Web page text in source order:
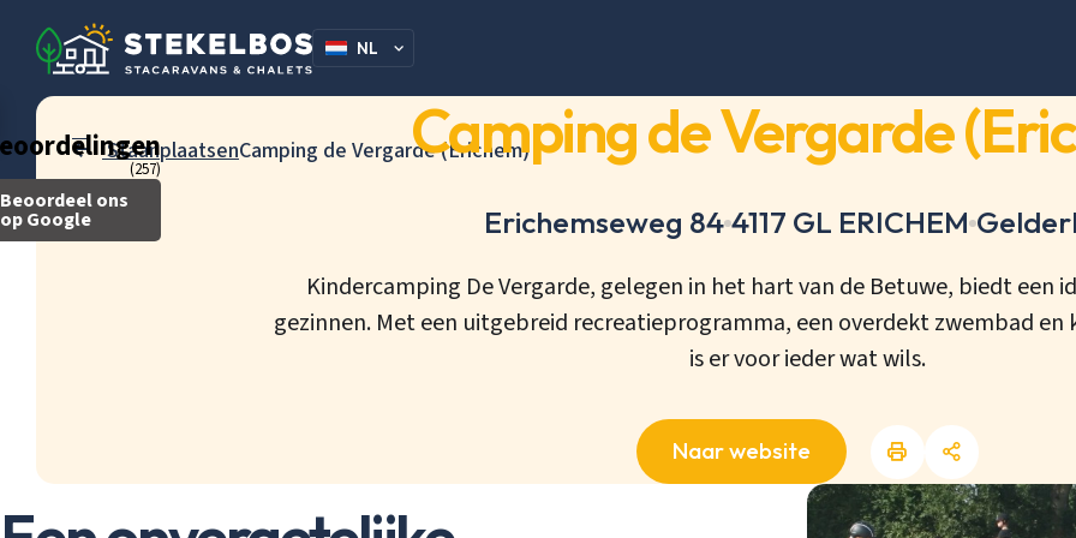
(257)
Beoordeel ons
op Google
NL
StaanplaatsenCamping de Vergarde (Erichem)Camping de Vergarde
Erichemseweg 844117 GL ERICHEM
Kindercamping De Vergarde, gelegen in het hart van de Betuwe, biedt een
gezinnen. Met een uitgebreid recreatieprogramma, een overdekt zwembad
is er voor ieder wat wils.
Naar website